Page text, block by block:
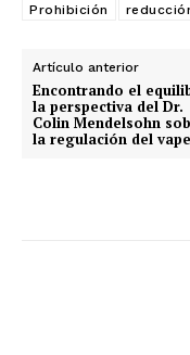
Prohibición
Artículo anterior
Encontrando el
la perspectiva del Dr.
Colin Mendelsohn
la regulación del